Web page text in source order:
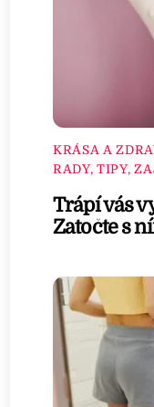
KRÁSA A
RADY, TIPY,
Trápí vás
Zatočte s